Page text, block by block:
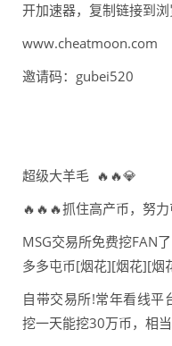
开加速器，复制链接到
www.cheatmoon.com
邀请码：gubei520
超级大羊毛 🔥🔥💎
🔥🔥🔥抓住高产币，努
MSG交易所免费挖FAN
多多屯币[烟花][烟花][烟
自带交易所!常年看线平
挖一天能挖30万币，相当